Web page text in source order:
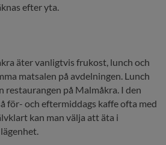
efter yta.
äter vanligtvis frukost, lunch och
matsalen på avdelningen. Lunch
restaurangen på Malmåkra. I den
för- och eftermiddags kaffe ofta med
kan man välja att äta i